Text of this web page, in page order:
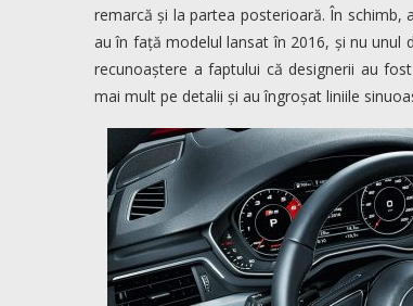
remarcă și la partea posterioară. În schimb,
au în față modelul lansat în 2016, și nu unul
recunoaștere a faptului că designerii au
mai mult pe detalii și au îngroșat liniile